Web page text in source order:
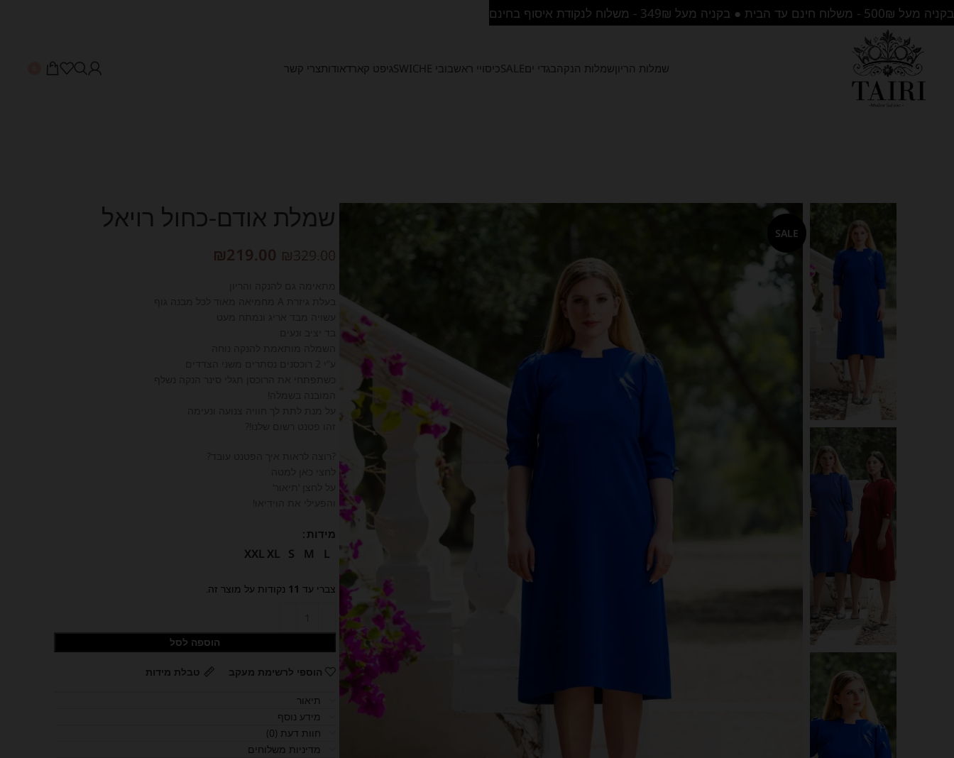
שמלות הריון שמלות הנקהבגדי יםSALEכיסויי ראשבובי SWICHE גיפט קארדאודותצרי קשר
SALE שמלת אודם-כחול רויאל
₪329.00
₪219.00
מידות
L
M
S
XL
XXL
צברי עד 11 נקודות על מוצר זה.
הוספה לסל
הוספי לרשימת מעקב טבלת מידות
תיאור
מידע נוסף
חוות דעת (0)
מדיניות משלוחים
בקניה מעל 500₪ - משלוח חינם עד הבית ● בקניה מעל 349₪ - משלוח לנקודת איסוף בחינם